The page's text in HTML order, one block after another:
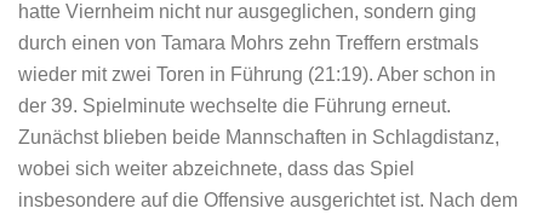
hatte Viernheim nicht nur ausgeglichen, sondern ging
durch einen von Tamara Mohrs zehn Treffern erstmals
wieder mit zwei Toren in Führung (21:19). Aber schon in
der 39. Spielminute wechselte die Führung erneut.
Zunächst blieben beide Mannschaften in Schlagdistanz,
wobei sich weiter abzeichnete, dass das Spiel
insbesondere auf die Offensive ausgerichtet ist. Nach dem